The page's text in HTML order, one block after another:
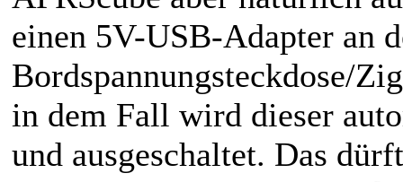
einen 5V-USB-Adapter an
Bordspannungsteckdose/
in dem Fall wird dieser
und ausgeschaltet. Das